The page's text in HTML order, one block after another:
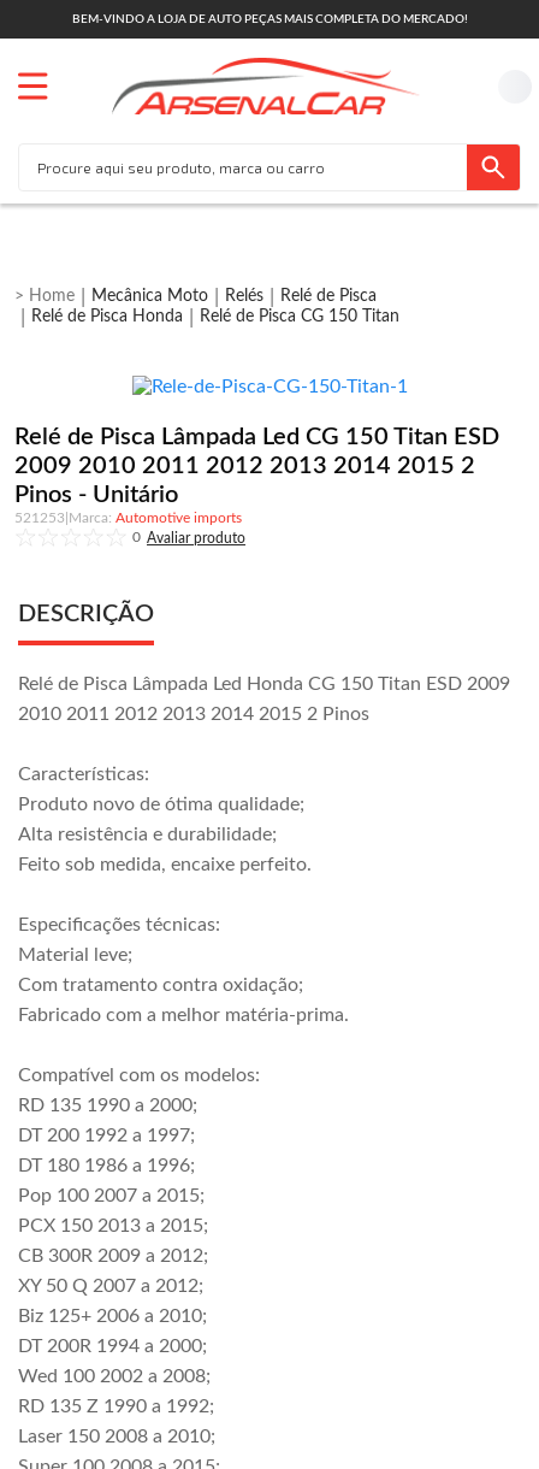
BEM-VINDO A LOJA DE AUTO PEÇAS MAIS COMPLETA DO MERCADO!
Mecânica Moto Relés
Relé de Pisca
Relé de Pisca Honda
Relé de Pisca CG 150 Titan
Relé de Pisca Lâmpada Led CG 150 Titan ESD
2009 2010 2011 2012 2013 2014 2015 2
Pinos - Unitário
521253
Automotive imports
0
DESCRIÇÃO
Relé de Pisca Lâmpada Led Honda CG 150 Titan ESD 2009
2010 2011 2012 2013 2014 2015 2 Pinos
Características:
Produto novo de ótima qualidade;
Alta resistência e durabilidade;
Feito sob medida, encaixe perfeito.
Especificações técnicas:
Material leve;
Com tratamento contra oxidação;
Fabricado com a melhor matéria-prima.
Compatível com os modelos:
RD 135 1990 a 2000;
DT 200 1992 a 1997;
DT 180 1986 a 1996;
Pop 100 2007 a 2015;
PCX 150 2013 a 2015;
CB 300R 2009 a 2012;
XY 50 Q 2007 a 2012;
Biz 125+ 2006 a 2010;
DT 200R 1994 a 2000;
Wed 100 2002 a 2008;
RD 135 Z 1990 a 1992;
Laser 150 2008 a 2010;